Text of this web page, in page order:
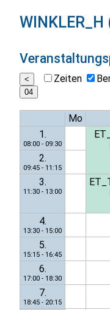
Zeiten
Mo
1.
08:00 - 09:30
2.
09:45 - 11:15
3.
11:30 - 13:00
4.
13:30 - 15:00
5.
15:15 - 16:45
6.
17:00 - 18:30
7.
18:45 - 20:15